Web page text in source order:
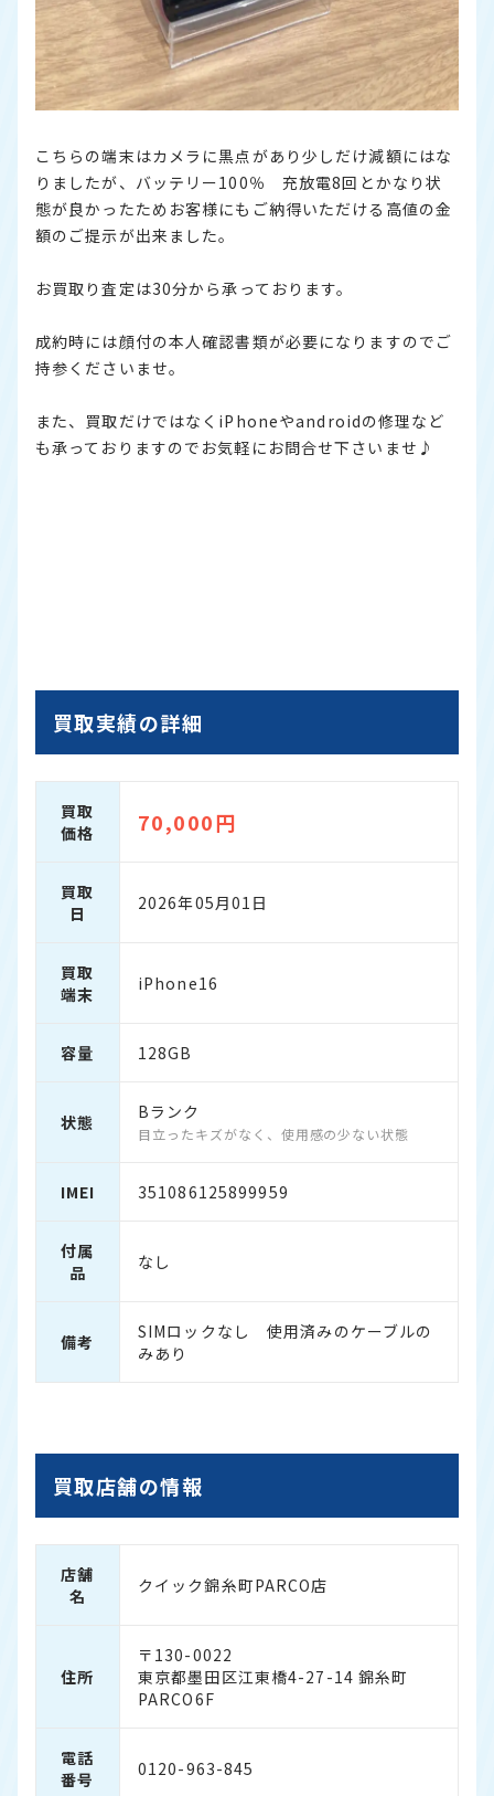
こちらの端末はカメラに黒点があり少しだけ減額にはな
りましたが、バッテリー100％ 充放電8回とかなり状
態が良かったためお客様にもご納得いただける高値の金
額のご提示が出来ました。
お買取り査定は30分から承っております。
成約時には顔付の本人確認書類が必要になりますのでご
持参くださいませ。
また、買取だけではなくiPhoneやandroidの修理など
も承っておりますのでお気軽にお問合せ下さいませ♪
買取実績の詳細
買取
価格
70,000円
買取
日
2026年05月01日
買取
端末
iPhone16
容量 128GB
状態 Bランク
目立ったキズがなく、使用感の少ない状態
IMEI 351086125899959
付属
品
なし
備考
SIMロックなし 使用済みのケーブルの
みあり
買取店舗の情報
店舗
名
クイック錦糸町PARCO店
住所
〒130-0022
東京都墨田区江東橋4-27-14 錦糸町
PARCO6F
電話
番号
0120-963-845